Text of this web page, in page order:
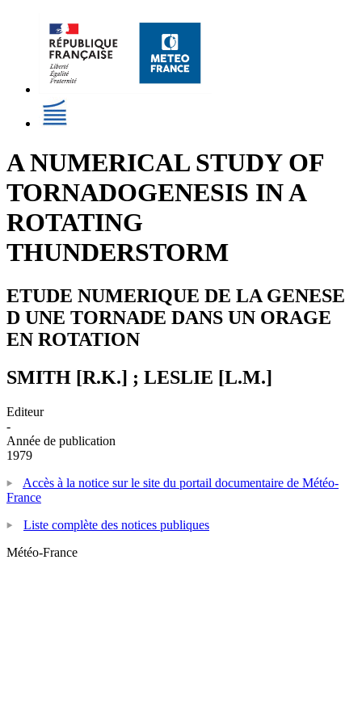
A NUMERICAL STUDY OF
TORNADOGENESIS IN A
ROTATING
THUNDERSTORM
ETUDE NUMERIQUE DE LA GENESE
D UNE TORNADE DANS UN ORAGE
EN ROTATION
SMITH [R.K.] ; LESLIE [L.M.]
Editeur
-
Année de publication
1979
Accès à la notice sur le site du portail documentaire de Météo-
France
Liste complète des notices publiques
Météo-France